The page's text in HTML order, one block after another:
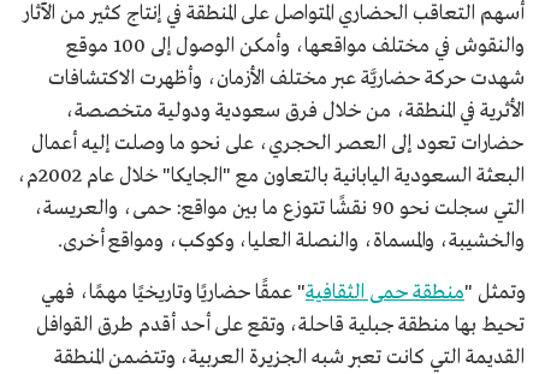
أسهم التعاقب الحضاري المتواصل على المنطقة في إنتاج كثير من الآثار
والنقوش في مختلف مواقعها، وأمكن الوصول إلى 100 موقع
شهدت حركة حضاريَّة عبر مختلف الأزمان، وأظهرت الاكتشافات
الأثرية في المنطقة، من خلال فرق سعودية ودولية متخصصة،
حضارات تعود إلى العصر الحجري، على نحو ما وصلت إليه أعمال
البعثة السعودية اليابانية بالتعاون مع "الجايكا" خلال عام 2002م،
التي سجلت نحو 90 نقشًا تتوزع ما بين مواقع: حمى، والعريسة،
والخشيبة، والمسماة، والنصلة العليا، وكوكب، ومواقع أخرى.
وتمثل "منطقة حمى الثقافية" عمقًا حضاريًا وتاريخيًا مهمًا، فهي
تحيط بها منطقة جبلية قاحلة، وتقع على أحد أقدم طرق القوافل
القديمة التي كانت تعبر شبه الجزيرة العربية، وتتضمن المنطقة